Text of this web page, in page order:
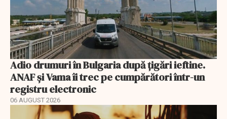
Adio drumuri în Bulgaria după țigări ieftine.
ANAF și Vama îi trec pe cumpărători într-un
registru electronic
06 AUGUST 2026